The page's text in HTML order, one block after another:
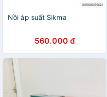
Nồi áp suất Sikma
560.000 đ